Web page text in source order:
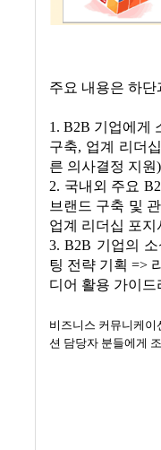
주요 내용은 하단
1. B2B 기업에게
구축, 업계 리더
른 의사결정 지원)
2. 국내외 주요
브랜드 구축 및
업계 리더십 포지
3. B2B 기업의
팅 전략 기획 =>
디어 활용 가이
비즈니스 커뮤니케
션 담당자 분들에게